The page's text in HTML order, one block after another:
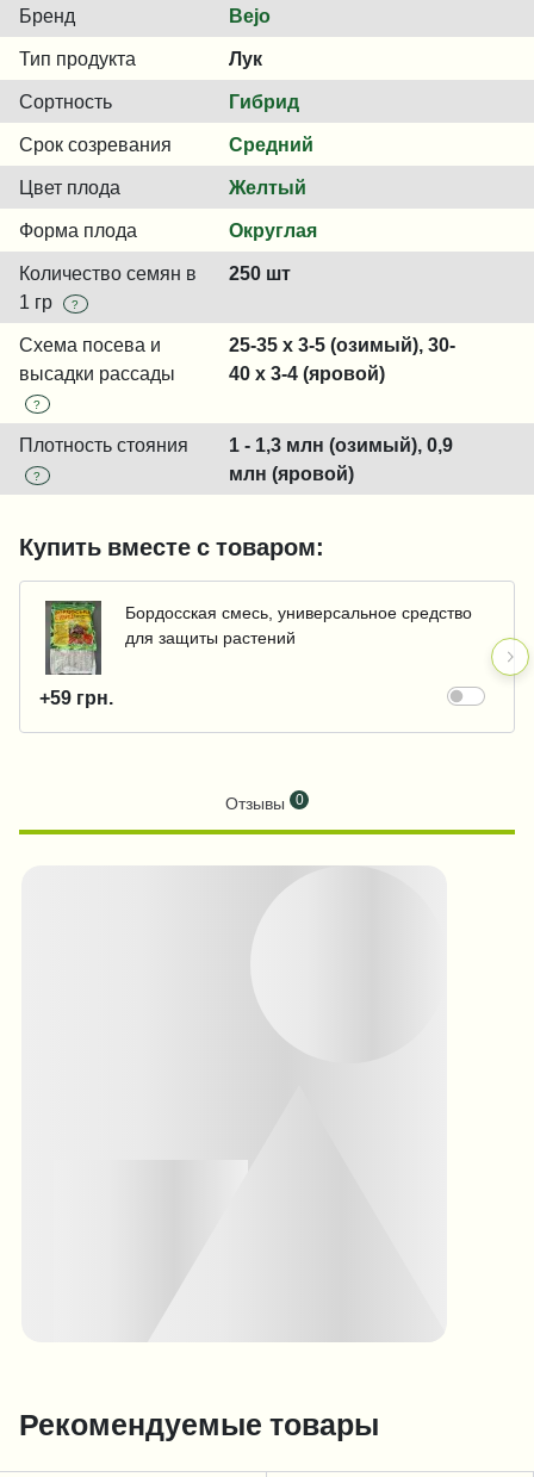
Бренд Bejo
Тип продукта Лук
Сортность Гибрид
Срок созревания Средний
Цвет плода Желтый
Форма плода Округлая
Количество семян в
1 гр
?
250 шт
Схема посева и
высадки рассады
?
25-35 x 3-5 (озимый), 30-
40 x 3-4 (яровой)
Плотность стояния
?
1 - 1,3 млн (озимый), 0,9
млн (яровой)
Купить вместе с товаром:
Бордосская смесь, универсальное средство
для защиты растений
+59 грн.
Отзывы 0
Рекомендуемые товары